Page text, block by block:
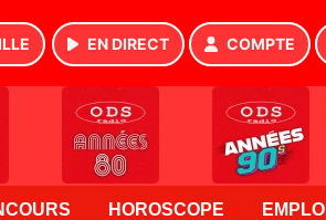
EN DIRECT COMPTE
HOROSCOPE EMPLOI